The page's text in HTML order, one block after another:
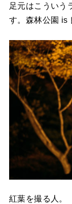
足元はこういう
す。森林公園 is
紅葉を撮る人。